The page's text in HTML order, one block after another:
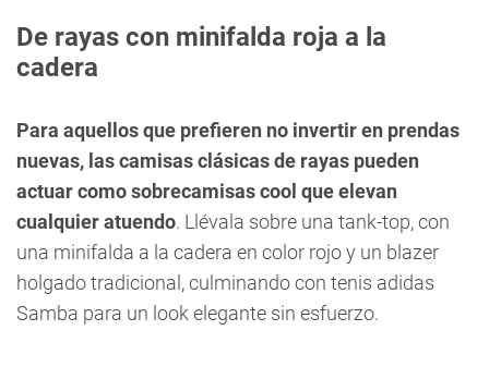
De rayas con minifalda roja a la
cadera
Para aquellos que prefieren no invertir en prendas
nuevas, las camisas clásicas de rayas pueden
actuar como sobrecamisas cool que elevan
cualquier atuendo. Llévala sobre una tank-top, con
una minifalda a la cadera en color rojo y un blazer
holgado tradicional, culminando con tenis adidas
Samba para un look elegante sin esfuerzo.